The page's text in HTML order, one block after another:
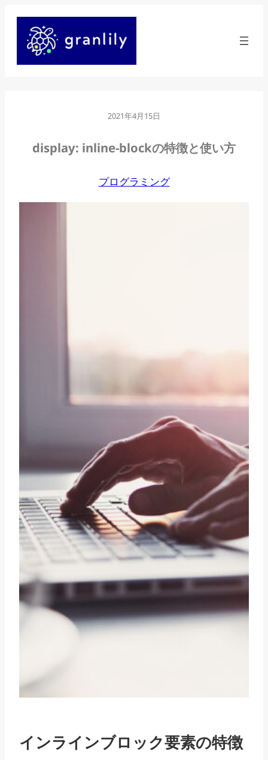
2021年4月15日
display: inline-blockの特徴と使い方
プログラミング
インラインブロック要素の特徴